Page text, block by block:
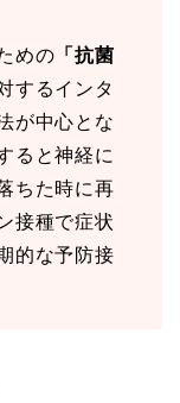
めの 「抗菌
するインタ
が中心とな
ると神経に
ちた時に再
接種で症状
的な予防接